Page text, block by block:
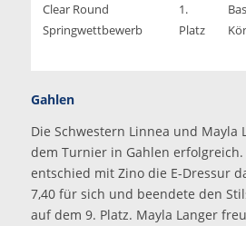
Clear Round
Springwettbewerb
1.
Platz
Gahlen
Die Schwestern Linnea und Mayla
dem Turnier in Gahlen erfolgreich.
entschied mit Zino die E-Dressur
7,40 für sich und beendete den
auf dem 9. Platz. Mayla Langer